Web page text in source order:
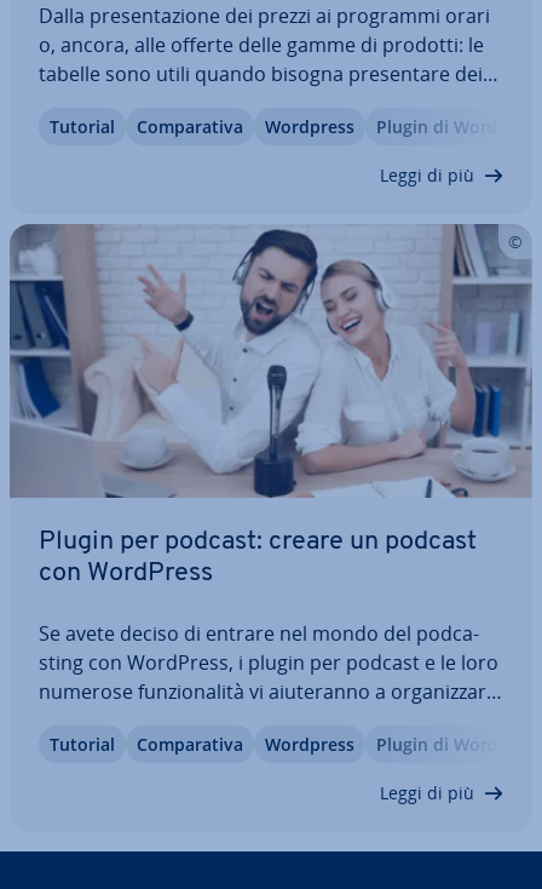
Dalla pre­sen­ta­zio­ne dei prezzi ai programmi orari
o, ancora, alle offerte delle gamme di prodotti: le
tabelle sono utili quando bisogna pre­sen­ta­re dei
potete farlo uti­liz­zan­do i plugin per le tabelle di
Tutorial Com­pa­ra­ti­va Wordpress Plugin di WordPress
Leggi di più
Plugin per podcast: creare un podcast
con WordPress
Se avete deciso di entrare nel mondo del po­d­ca­
sting con WordPress, i plugin per podcast e le loro
numerose fun­zio­na­li­tà vi aiu­te­ran­no a or­ga­niz­za­re
do­vi ad esempio di sin­cro­niz­zar­li con piat­ta­for­me
Tutorial Com­pa­ra­ti­va Wordpress Plugin di WordPress
Leggi di più